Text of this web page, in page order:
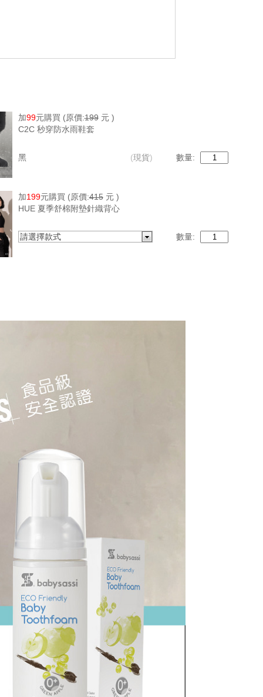
加99元購買 (原價:199元 )
C2C 秒穿防水雨鞋套
黑 (現貨) 數量:
加199元購買 (原價:415元 )
HUE 夏季舒棉附墊針織背心
請選擇款式 數量: